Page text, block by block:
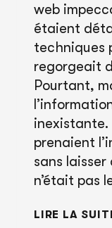
web
étaient
techniques
regorgeait
Pourtant,
inexistante.
prenaient
sans
n’était pas
LIRE LA